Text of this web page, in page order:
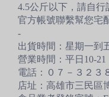
4.5公斤以下，請自
官方帳號聯繫幫您宅
-
出貨時間：星期一到
營業時間：平日10-
電話：０７－３２３
店址：高雄市三民區